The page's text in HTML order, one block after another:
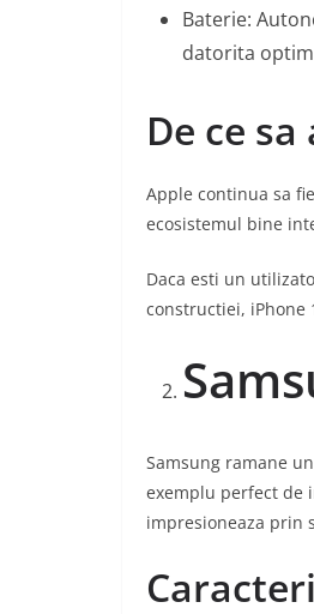
Baterie:
datorita
De ce
Apple continua sa
ecosistemul bine
Daca esti un
constructiei, iPhone
Samsung ramane
exemplu perfect de
impresioneaza prin